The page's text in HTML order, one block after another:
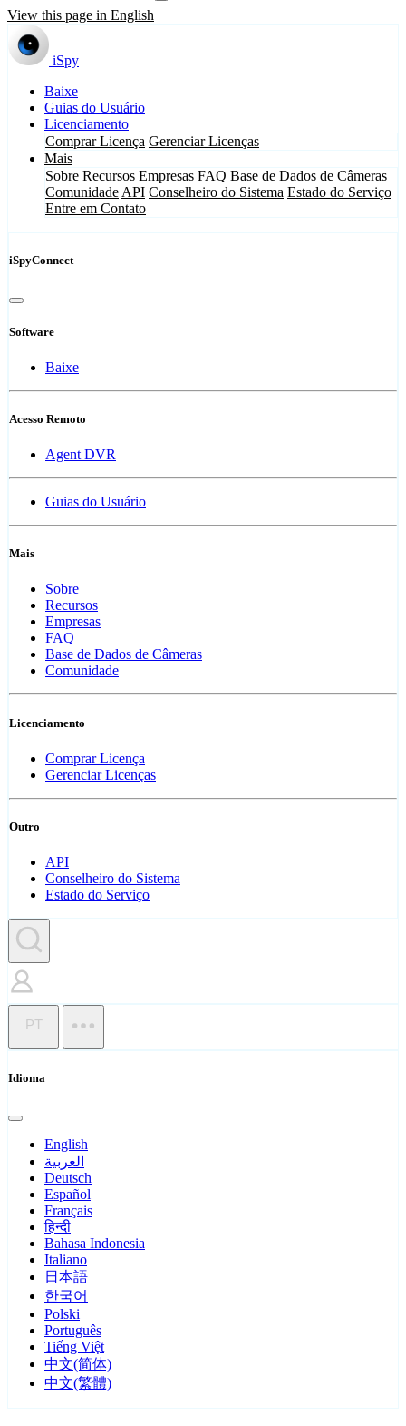
View this page in English
iSpy
Baixe
Guias do Usuário
Licenciamento
Comprar Licença Gerenciar Licenças
Mais
Sobre Recursos Empresas FAQ Base de Dados de Câmeras
Comunidade API Conselheiro do Sistema Estado do Serviço
Entre em Contato
iSpyConnect
Software
Baixe
Acesso Remoto
Agent DVR
Guias do Usuário
Mais
Sobre
Recursos
Empresas
FAQ
Base de Dados de Câmeras
Comunidade
Licenciamento
Comprar Licença
Gerenciar Licenças
Outro
API
Conselheiro do Sistema
Estado do Serviço
PT
Idioma
English
العربية
Deutsch
Español
Français
हिन्दी
Bahasa Indonesia
Italiano
日本語
한국어
Polski
Português
Tiếng Việt
中文(简体)
中文(繁體)